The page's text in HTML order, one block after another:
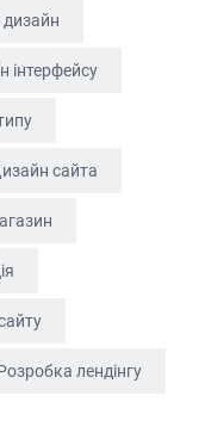
дизайн
інтерфейсу
сайта
лендінгу